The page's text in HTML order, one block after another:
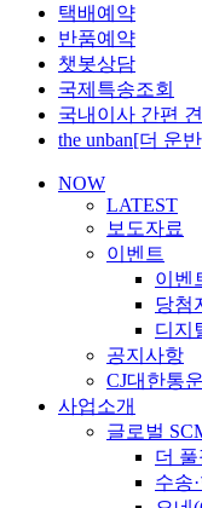
택배예약
반품예약
챗봇상담
국제특송조회
국내이사 간편
the unban[더 운
NOW
LATEST
보도자료
이벤트
이벤
당첨
디지
공지사항
CJ대한통
사업소개
글로벌
더 풀
수송